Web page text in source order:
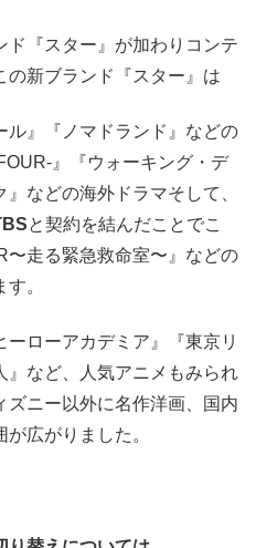
ド『スター』が加わりコンテ
の新ブランド『スター』は
ル』『ノマドランド』などの
』『ウォーキング・デ
などの海外ドラマそして、
と契約を結んだことでこ
〜走る緊急救命室〜』などの
。
ローアカデミア』『東京リ
』など、人気アニメもみられ
ズニー以外に名作洋画、国内
広がりました。